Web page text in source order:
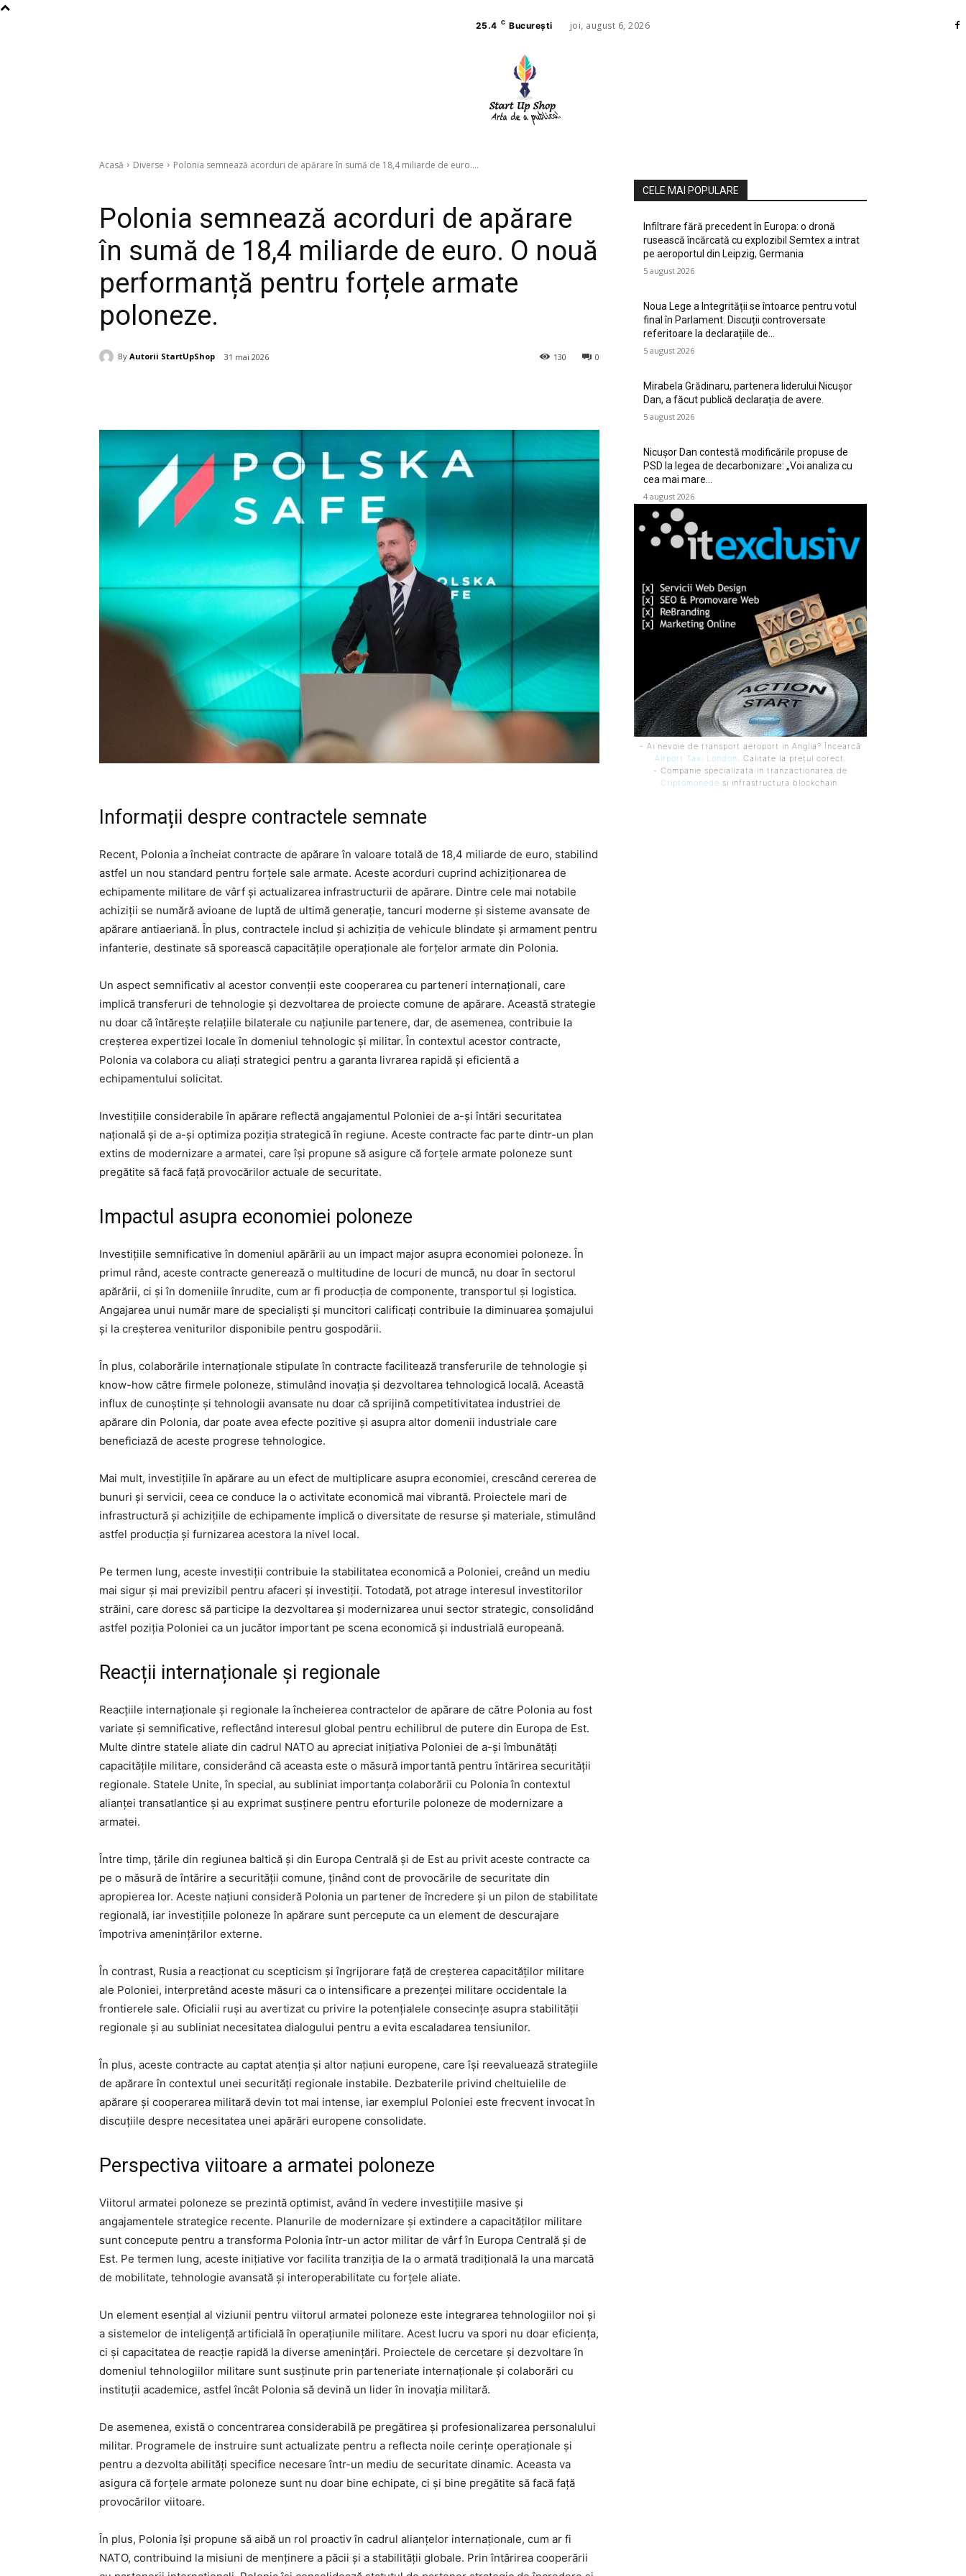
25.4 C București joi, august 6, 2026
Acasă Diverse Polonia semnează acorduri de apărare în sumă de 18,4 miliarde de euro....
Polonia semnează acorduri de apărare
în sumă de 18,4 miliarde de euro. O nouă
performanță pentru forțele armate
poloneze.
By Autorii StartUpShop 31 mai 2026 0
130
Informații despre contractele semnate
Recent, Polonia a încheiat contracte de apărare în valoare totală de 18,4 miliarde de euro, stabilind
astfel un nou standard pentru forțele sale armate. Aceste acorduri cuprind achiziționarea de
echipamente militare de vârf și actualizarea infrastructurii de apărare. Dintre cele mai notabile
achiziții se numără avioane de luptă de ultimă generație, tancuri moderne și sisteme avansate de
apărare antiaeriană. În plus, contractele includ și achiziția de vehicule blindate și armament pentru
infanterie, destinate să sporească capacitățile operaționale ale forțelor armate din Polonia.
Un aspect semnificativ al acestor convenții este cooperarea cu parteneri internaționali, care
implică transferuri de tehnologie și dezvoltarea de proiecte comune de apărare. Această strategie
nu doar că întărește relațiile bilaterale cu națiunile partenere, dar, de asemenea, contribuie la
creșterea expertizei locale în domeniul tehnologic și militar. În contextul acestor contracte,
Polonia va colabora cu aliați strategici pentru a garanta livrarea rapidă și eficientă a
echipamentului solicitat.
Investițiile considerabile în apărare reflectă angajamentul Poloniei de a-și întări securitatea
națională și de a-și optimiza poziția strategică în regiune. Aceste contracte fac parte dintr-un plan
extins de modernizare a armatei, care își propune să asigure că forțele armate poloneze sunt
pregătite să facă față provocărilor actuale de securitate.
Impactul asupra economiei poloneze
Investițiile semnificative în domeniul apărării au un impact major asupra economiei poloneze. În
primul rând, aceste contracte generează o multitudine de locuri de muncă, nu doar în sectorul
apărării, ci și în domeniile înrudite, cum ar fi producția de componente, transportul și logistica.
Angajarea unui număr mare de specialiști și muncitori calificați contribuie la diminuarea șomajului
și la creșterea veniturilor disponibile pentru gospodării.
În plus, colaborările internaționale stipulate în contracte facilitează transferurile de tehnologie și
know-how către firmele poloneze, stimulând inovația și dezvoltarea tehnologică locală. Această
influx de cunoștințe și tehnologii avansate nu doar că sprijină competitivitatea industriei de
apărare din Polonia, dar poate avea efecte pozitive și asupra altor domenii industriale care
beneficiază de aceste progrese tehnologice.
Mai mult, investițiile în apărare au un efect de multiplicare asupra economiei, crescând cererea de
bunuri și servicii, ceea ce conduce la o activitate economică mai vibrantă. Proiectele mari de
infrastructură și achizițiile de echipamente implică o diversitate de resurse și materiale, stimulând
astfel producția și furnizarea acestora la nivel local.
Pe termen lung, aceste investiții contribuie la stabilitatea economică a Poloniei, creând un mediu
mai sigur și mai previzibil pentru afaceri și investiții. Totodată, pot atrage interesul investitorilor
străini, care doresc să participe la dezvoltarea și modernizarea unui sector strategic, consolidând
astfel poziția Poloniei ca un jucător important pe scena economică și industrială europeană.
Reacții internaționale și regionale
Reacțiile internaționale și regionale la încheierea contractelor de apărare de către Polonia au fost
variate și semnificative, reflectând interesul global pentru echilibrul de putere din Europa de Est.
Multe dintre statele aliate din cadrul NATO au apreciat inițiativa Poloniei de a-și îmbunătăți
capacitățile militare, considerând că aceasta este o măsură importantă pentru întărirea securității
regionale. Statele Unite, în special, au subliniat importanța colaborării cu Polonia în contextul
alianței transatlantice și au exprimat susținere pentru eforturile poloneze de modernizare a
armatei.
Între timp, țările din regiunea baltică și din Europa Centrală și de Est au privit aceste contracte ca
pe o măsură de întărire a securității comune, ținând cont de provocările de securitate din
apropierea lor. Aceste națiuni consideră Polonia un partener de încredere și un pilon de stabilitate
regională, iar investițiile poloneze în apărare sunt percepute ca un element de descurajare
împotriva amenințărilor externe.
În contrast, Rusia a reacționat cu scepticism și îngrijorare față de creșterea capacităților militare
ale Poloniei, interpretând aceste măsuri ca o intensificare a prezenței militare occidentale la
frontierele sale. Oficialii ruși au avertizat cu privire la potențialele consecințe asupra stabilității
regionale și au subliniat necesitatea dialogului pentru a evita escaladarea tensiunilor.
În plus, aceste contracte au captat atenția și altor națiuni europene, care își reevaluează strategiile
de apărare în contextul unei securități regionale instabile. Dezbaterile privind cheltuielile de
apărare și cooperarea militară devin tot mai intense, iar exemplul Poloniei este frecvent invocat în
discuțiile despre necesitatea unei apărări europene consolidate.
Perspectiva viitoare a armatei poloneze
Viitorul armatei poloneze se prezintă optimist, având în vedere investițiile masive și
angajamentele strategice recente. Planurile de modernizare și extindere a capacităților militare
sunt concepute pentru a transforma Polonia într-un actor militar de vârf în Europa Centrală și de
Est. Pe termen lung, aceste inițiative vor facilita tranziția de la o armată tradițională la una marcată
de mobilitate, tehnologie avansată și interoperabilitate cu forțele aliate.
Un element esențial al viziunii pentru viitorul armatei poloneze este integrarea tehnologiilor noi și
a sistemelor de inteligență artificială în operațiunile militare. Acest lucru va spori nu doar eficiența,
ci și capacitatea de reacție rapidă la diverse amenințări. Proiectele de cercetare și dezvoltare în
domeniul tehnologiilor militare sunt susținute prin parteneriate internaționale și colaborări cu
instituții academice, astfel încât Polonia să devină un lider în inovația militară.
De asemenea, există o concentrarea considerabilă pe pregătirea și profesionalizarea personalului
militar. Programele de instruire sunt actualizate pentru a reflecta noile cerințe operaționale și
pentru a dezvolta abilități specifice necesare într-un mediu de securitate dinamic. Aceasta va
asigura că forțele armate poloneze sunt nu doar bine echipate, ci și bine pregătite să facă față
provocărilor viitoare.
În plus, Polonia își propune să aibă un rol proactiv în cadrul alianțelor internaționale, cum ar fi
NATO, contribuind la misiuni de menținere a păcii și a stabilității globale. Prin întărirea cooperării
CELE MAI POPULARE
Infiltrare fără precedent în Europa: o dronă
rusească încărcată cu explozibil Semtex a intrat
pe aeroportul din Leipzig, Germania
5 august 2026
Noua Lege a Integrității se întoarce pentru votul
final în Parlament. Discuții controversate
referitoare la declarațiile de…
5 august 2026
Mirabela Grădinaru, partenera liderului Nicușor
Dan, a făcut publică declarația de avere.
5 august 2026
Nicușor Dan contestă modificările propuse de
PSD la legea de decarbonizare: „Voi analiza cu
cea mai mare…
4 august 2026
- Ai nevoie de transport aeroport in Anglia? Încearcă
Airport Taxi London . Calitate la prețul corect.
- Companie specializata in tranzactionarea de
Criptomonede si infrastructura blockchain.